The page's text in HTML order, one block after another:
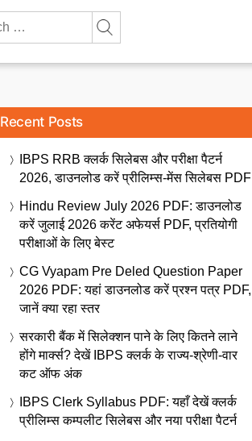
Recent Posts
IBPS RRB क्लर्क सिलेबस और परीक्षा पैटर्न
2026, डाउनलोड करें प्रीलिम्स-मेंस सिलेबस PDF
Hindu Review July 2026 PDF: डाउनलोड
करें जुलाई 2026 करेंट अफेयर्स PDF, प्रतियोगी
परीक्षाओं के लिए बेस्ट
CG Vyapam Pre Deled Question Paper
2026 PDF: यहां डाउनलोड करें प्रश्न पत्र PDF,
जानें क्या रहा स्तर
सरकारी बैंक में सिलेक्शन पाने के लिए कितने लाने
होंगे मार्क्स? देखें IBPS क्लर्क के राज्य-श्रेणी-वार
कट ऑफ अंक
IBPS Clerk Syllabus PDF: यहाँ देखें क्लर्क
प्रीलिम्स कम्पलीट सिलेबस और नया परीक्षा पैटर्न